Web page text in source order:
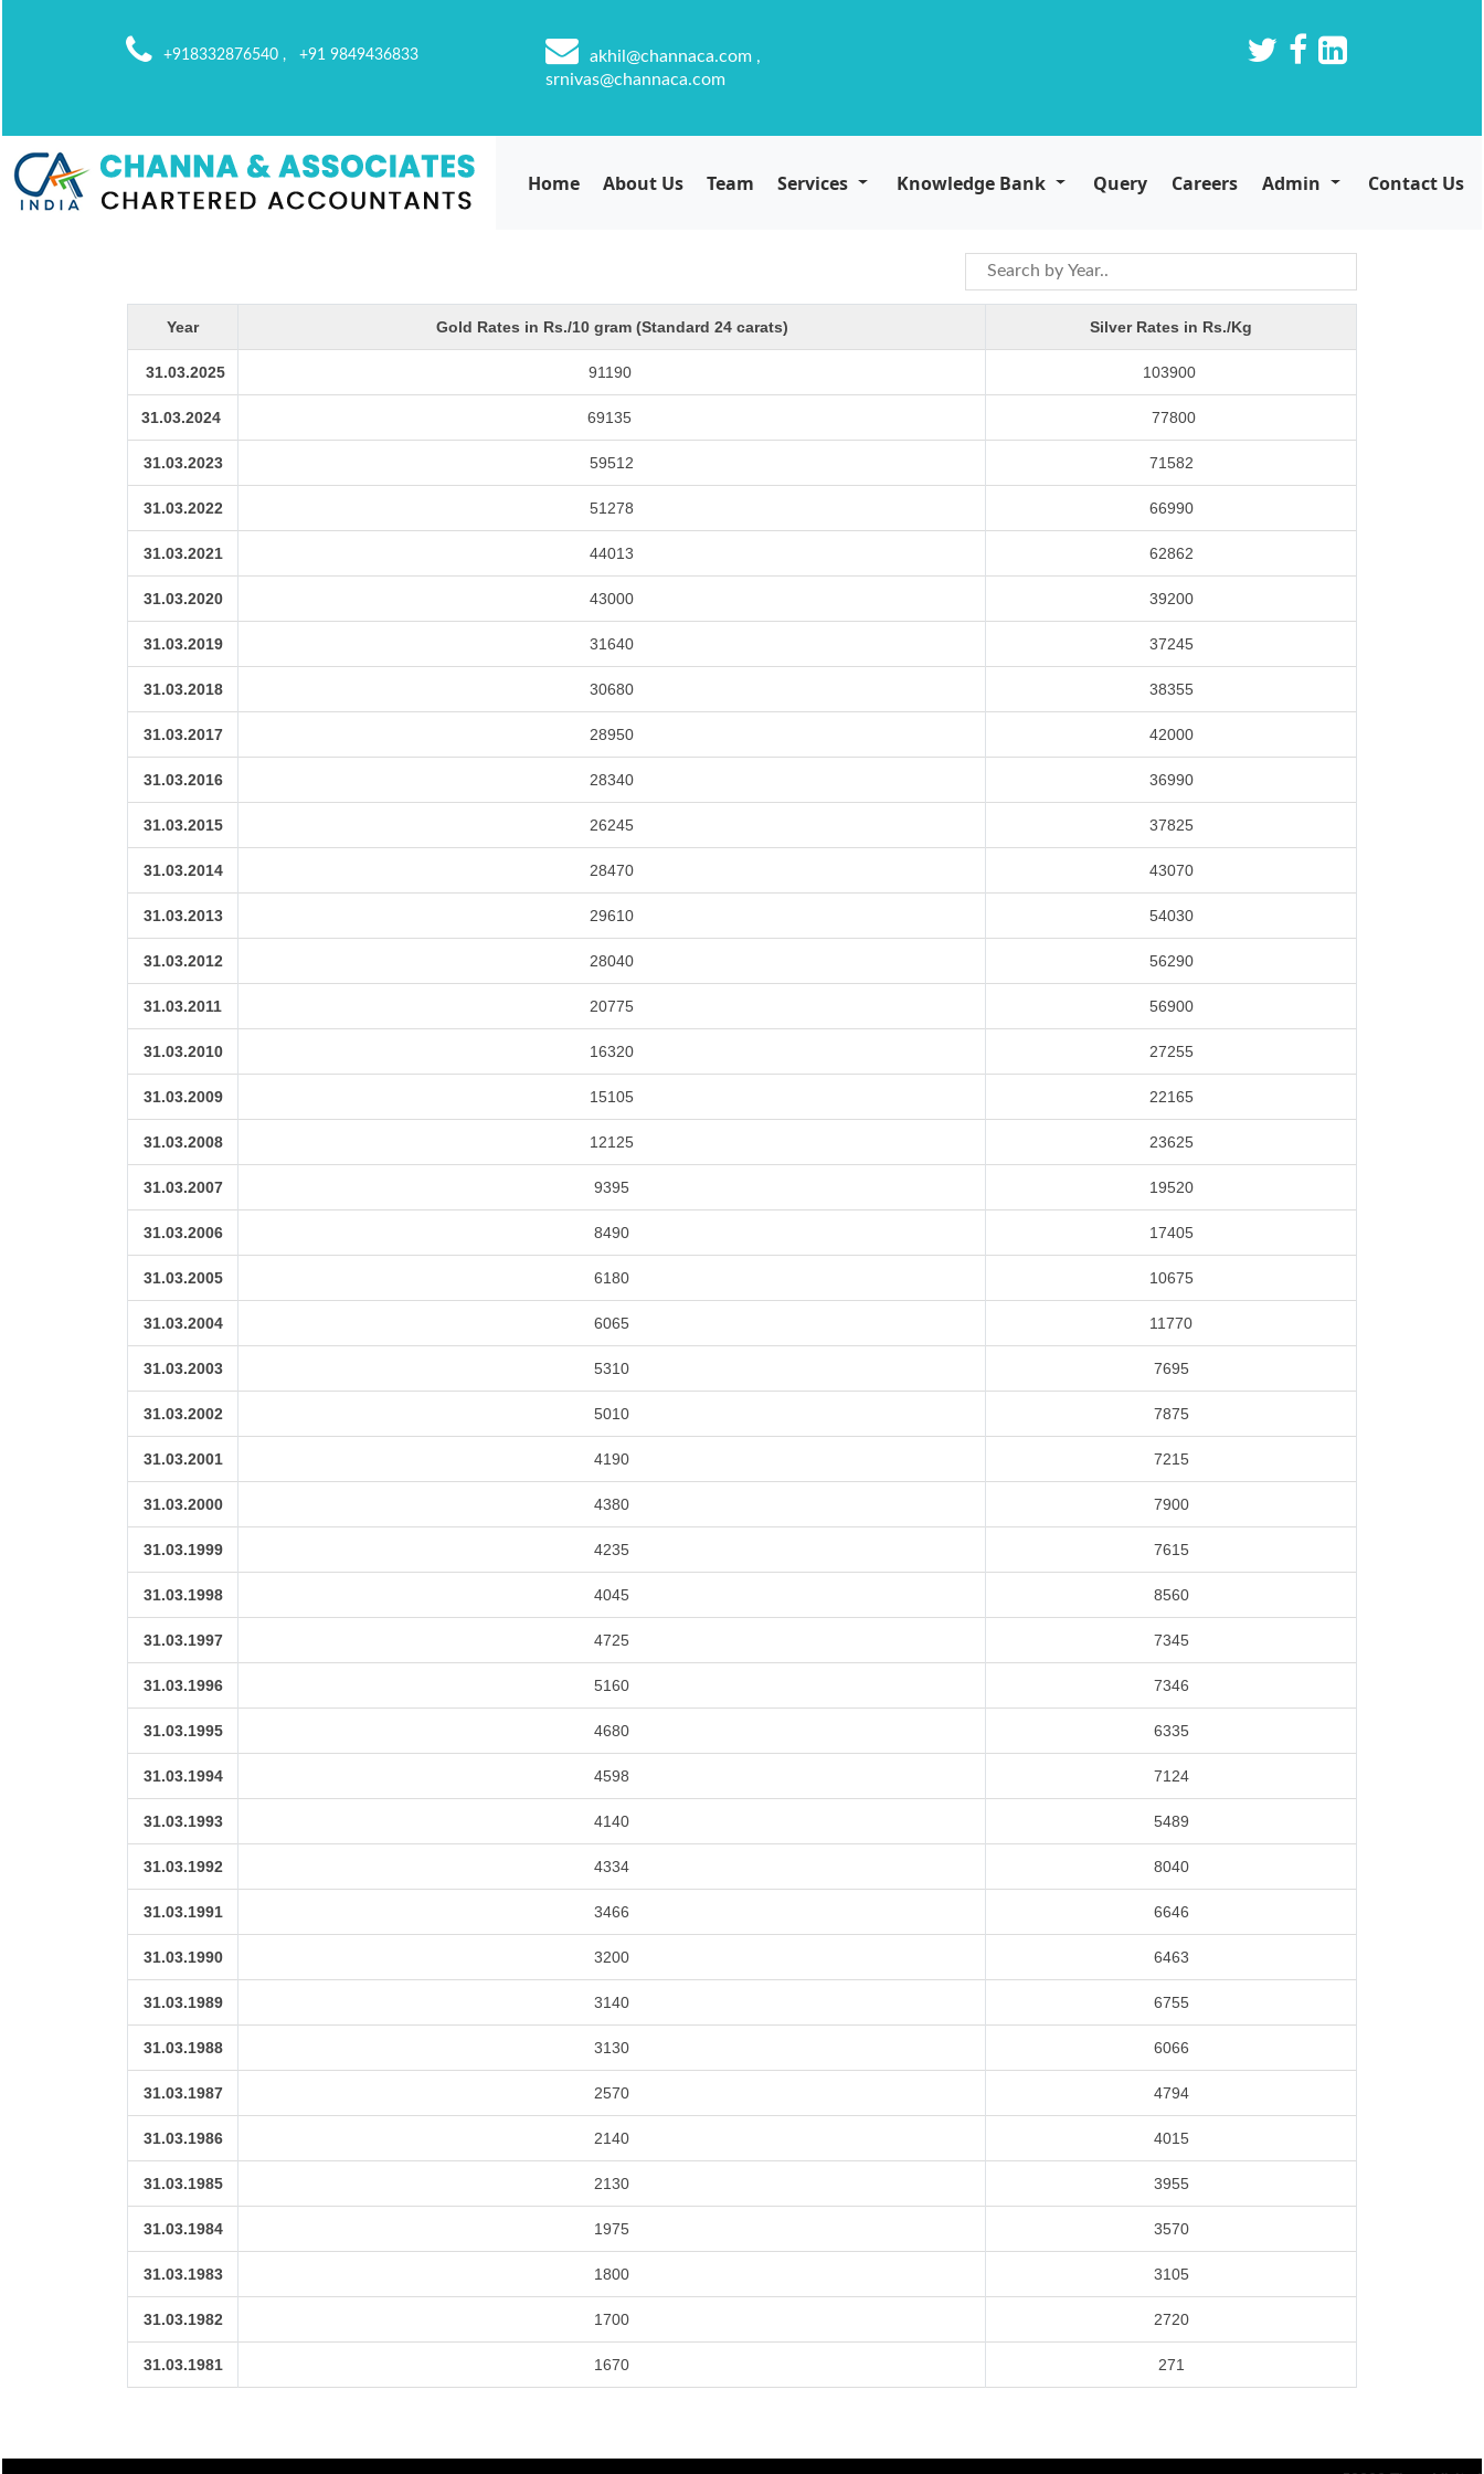
+918332876540 , +91 9849436833
akhil@channaca.com ,
srnivas@channaca.com
Home About Us Team Services Knowledge Bank Query Careers Admin Contact Us
Year Gold Rates in Rs./10 gram (Standard 24 carats) Silver Rates in Rs./Kg
31.03.2025 91190 103900
31.03.2024 69135 77800
31.03.2023 59512 71582
31.03.2022 51278 66990
31.03.2021 44013 62862
31.03.2020 43000 39200
31.03.2019 31640 37245
31.03.2018 30680 38355
31.03.2017 28950 42000
31.03.2016 28340 36990
31.03.2015 26245 37825
31.03.2014 28470 43070
31.03.2013 29610 54030
31.03.2012 28040 56290
31.03.2011 20775 56900
31.03.2010 16320 27255
31.03.2009 15105 22165
31.03.2008 12125 23625
31.03.2007 9395 19520
31.03.2006 8490 17405
31.03.2005 6180 10675
31.03.2004 6065 11770
31.03.2003 5310 7695
31.03.2002 5010 7875
31.03.2001 4190 7215
31.03.2000 4380 7900
31.03.1999 4235 7615
31.03.1998 4045 8560
31.03.1997 4725 7345
31.03.1996 5160 7346
31.03.1995 4680 6335
31.03.1994 4598 7124
31.03.1993 4140 5489
31.03.1992 4334 8040
31.03.1991 3466 6646
31.03.1990 3200 6463
31.03.1989 3140 6755
31.03.1988 3130 6066
31.03.1987 2570 4794
31.03.1986 2140 4015
31.03.1985 2130 3955
31.03.1984 1975 3570
31.03.1983 1800 3105
31.03.1982 1700 2720
31.03.1981 1670 271